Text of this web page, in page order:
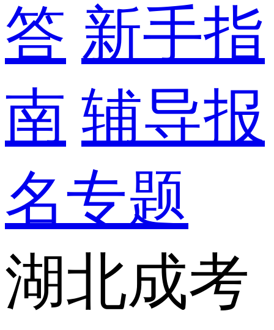
答 新手指
南 辅导报
名专题
湖北成考